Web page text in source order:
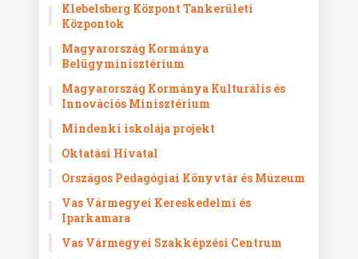
Klebelsberg Központ Tankerületi
Központok
Magyarország Kormánya
Belügyminisztérium
Magyarország Kormánya Kulturális és
Innovációs Minisztérium
Mindenki iskolája projekt
Oktatási Hivatal
Országos Pedagógiai Könyvtár és Múzeum
Vas Vármegyei Kereskedelmi és
Iparkamara
Vas Vármegyei Szakképzési Centrum